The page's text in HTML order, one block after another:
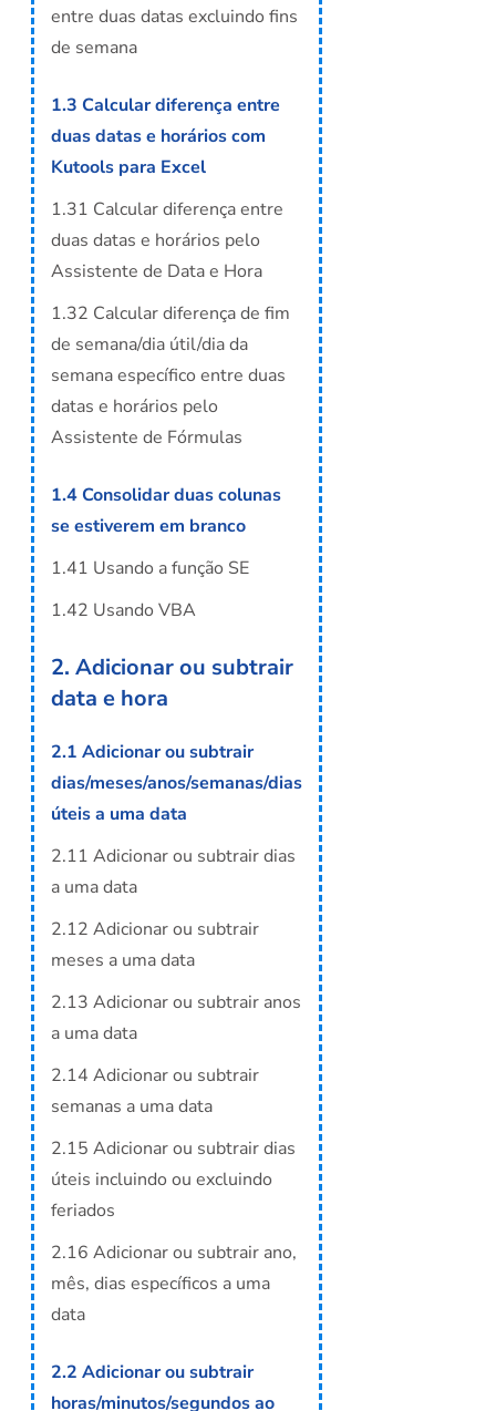
entre duas datas excluindo fins
de semana
1.3 Calcular diferença entre
duas datas e horários com
Kutools para Excel
1.31 Calcular diferença entre
duas datas e horários pelo
Assistente de Data e Hora
1.32 Calcular diferença de fim
de semana/dia útil/dia da
semana específico entre duas
datas e horários pelo
Assistente de Fórmulas
1.4 Consolidar duas colunas
se estiverem em branco
1.41 Usando a função SE
1.42 Usando VBA
2. Adicionar ou subtrair
data e hora
2.1 Adicionar ou subtrair
dias/meses/anos/semanas/dias
úteis a uma data
2.11 Adicionar ou subtrair dias
a uma data
2.12 Adicionar ou subtrair
meses a uma data
2.13 Adicionar ou subtrair anos
a uma data
2.14 Adicionar ou subtrair
semanas a uma data
2.15 Adicionar ou subtrair dias
úteis incluindo ou excluindo
feriados
2.16 Adicionar ou subtrair ano,
mês, dias específicos a uma
data
2.2 Adicionar ou subtrair
horas/minutos/segundos ao